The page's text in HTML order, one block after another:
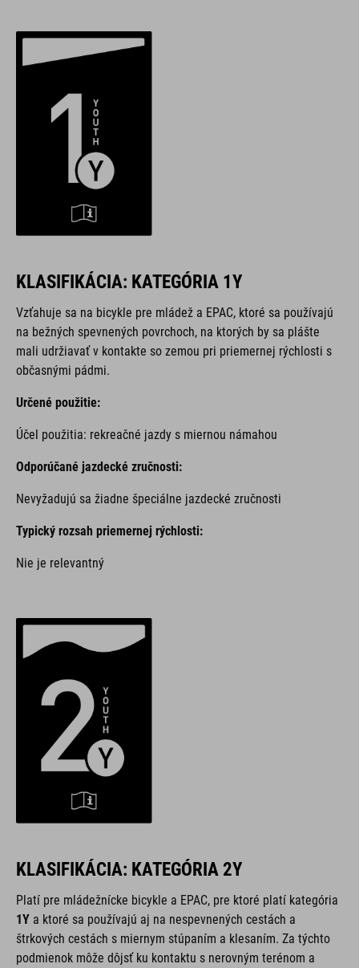
KLASIFIKÁCIA: KATEGÓRIA 1Y
Vzťahuje sa na bicykle pre mládež a EPAC, ktoré sa používajú
na bežných spevnených povrchoch, na ktorých by sa plášte
mali udržiavať v kontakte so zemou pri priemernej rýchlosti s
občasnými pádmi.
Určené použitie:
Účel použitia: rekreačné jazdy s miernou námahou
Odporúčané jazdecké zručnosti:
Nevyžadujú sa žiadne špeciálne jazdecké zručnosti
Typický rozsah priemernej rýchlosti:
Nie je relevantný
KLASIFIKÁCIA: KATEGÓRIA 2Y
Platí pre mládežnícke bicykle a EPAC, pre ktoré platí kategória
1Y a ktoré sa používajú aj na nespevnených cestách a
štrkových cestách s miernym stúpaním a klesaním. Za týchto
podmienok môže dôjsť ku kontaktu s nerovným terénom a